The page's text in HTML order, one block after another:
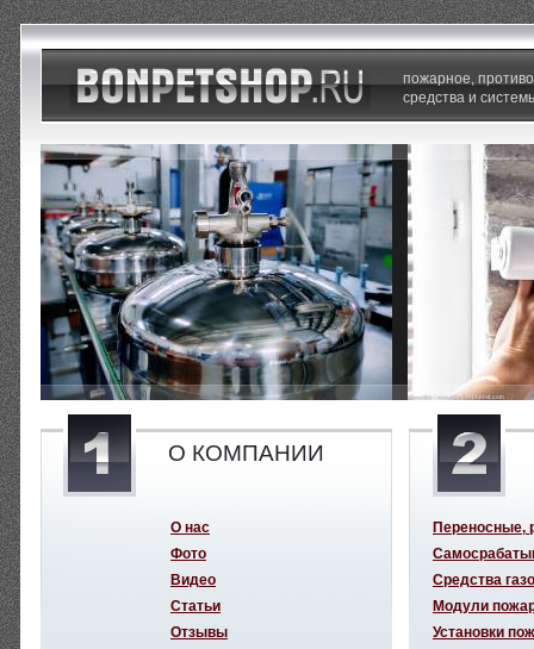
пожарное,
средства и
О КОМПАНИИ
О нас
Фото
Видео
Статьи
Отзывы
Переносные,
Средства
Модули
Установки